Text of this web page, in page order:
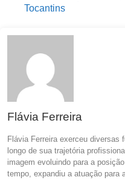
Tocantins
Flávia Ferreira
Flávia Ferreira exerceu diversas
longo de sua trajetória
imagem evoluindo para a
tempo, expandiu a atuação para